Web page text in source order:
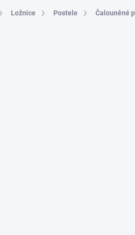
Ložnice Postele Čalouněné